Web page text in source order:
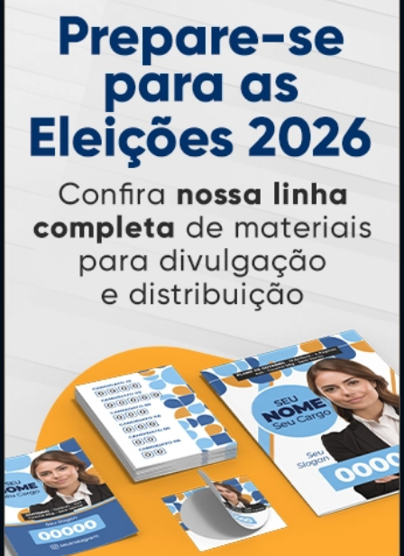
Adesivos
Pastas
Cartão de Visita
Folder, Flyer e Panfleto
Banners e Lonas
Calendários 2027
PAGUE COM
* Pagamento com cartão de crédito terá valor adicional.
** Pagamentos a prazo poderão ter acréscimo.
*** Nota fiscal sujeita a emissão de acordo com prestador de
serviço, conforme legislação pertinente.
PARTICIPE